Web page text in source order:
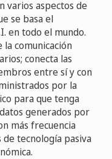
varios aspectos de
se basa el
en todo el mundo.
comunicación
conecta las
entre sí y con
por la
para que tenga
generados por
más frecuencia
tecnología pasiva